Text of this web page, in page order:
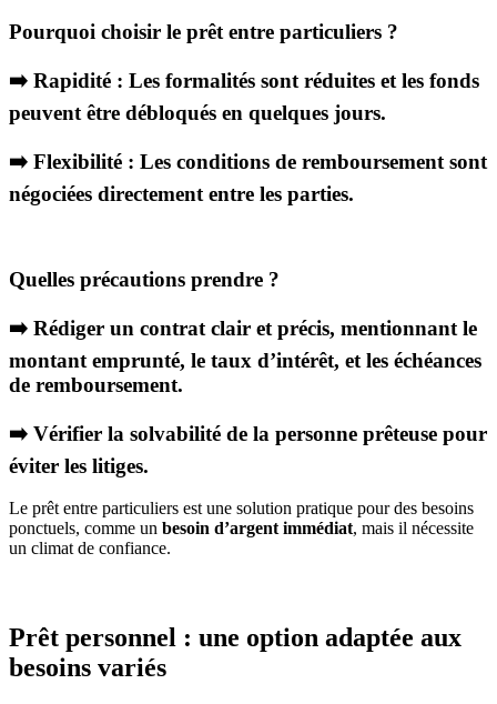
Pourquoi choisir le prêt entre particuliers ?
➡️ Rapidité : Les formalités sont réduites et les fonds
peuvent être débloqués en quelques jours.
➡️ Flexibilité : Les conditions de remboursement sont
négociées directement entre les parties.
Quelles précautions prendre ?
➡️ Rédiger un contrat clair et précis, mentionnant le
montant emprunté, le taux d’intérêt, et les échéances
de remboursement.
➡️ Vérifier la solvabilité de la personne prêteuse pour
éviter les litiges.
Le prêt entre particuliers est une solution pratique pour des besoins
ponctuels, comme un besoin d’argent immédiat, mais il nécessite
un climat de confiance.
Prêt personnel : une option adaptée aux
besoins variés